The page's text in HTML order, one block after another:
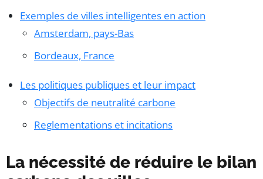
Exemples de villes intelligentes en action
Amsterdam, pays-Bas
Bordeaux, France
Les politiques publiques et leur impact
Objectifs de neutralité carbone
Reglementations et incitations
La nécessité de réduire le bilan